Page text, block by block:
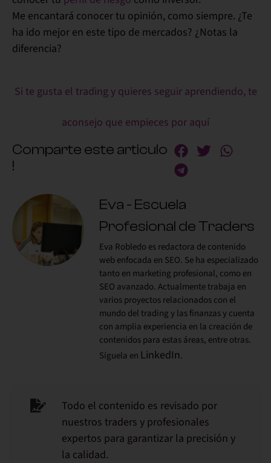
Me encantará conocer tu opinión, como siempre. ¿Te
ha ido mejor en este tipo de mercados? ¿Notas la
diferencia?
Si te gusta el trading y quieres seguir aprendiendo, te
aconsejo que empieces por aquí
Comparte este articulo
!
Eva - Escuela
Profesional de Traders
Eva Robledo es redactora de contenido
web enfocada en SEO. Se ha especializado
tanto en marketing profesional, como en
SEO avanzado. Actualmente trabaja en
varios proyectos relacionados con el
mundo del trading y las finanzas y cuenta
con amplia experiencia en la creación de
contenidos para estas áreas, entre otras.
Síguela en LinkedIn.
Todo el contenido es revisado por
nuestros traders y profesionales
expertos para garantizar la precisión y
la calidad.